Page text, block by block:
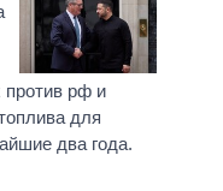
против рф и
для
два года.